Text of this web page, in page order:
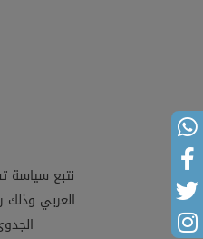
نتبع
العربي وذلك